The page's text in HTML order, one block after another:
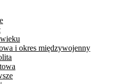
i okres międzywojenny